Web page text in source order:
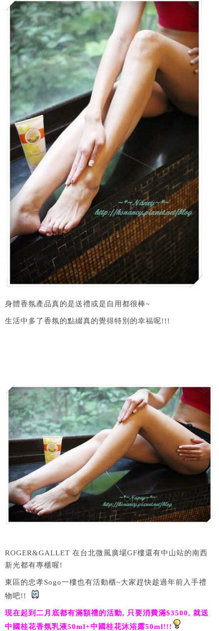
身體香氛產品真的是送禮或是自用都很棒~
生活中多了香氛的點綴真的覺得特別的幸福呢!!!
ROGER&GALLET 在台北微風廣場GF樓還有中山站的南西
新光都有專櫃喔!
東區的忠孝Sogo一樓也有活動櫃~大家趕快趁過年前入手禮
物吧!!
現在起到二月底都有滿額禮的活動, 只要消費滿$3500, 就送
中國桂花香氛乳液50ml+中國桂花沐浴露50ml!!!